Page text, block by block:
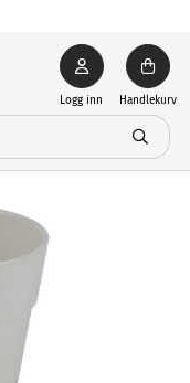
Logg inn Handlekurv